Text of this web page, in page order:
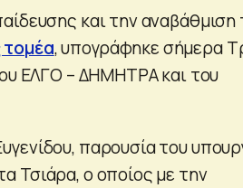
και την αναβάθμιση
, υπογράφηκε σήμερα
ΕΛΓΟ – ΔΗΜΗΤΡΑ και του
παρουσία του
Τσιάρα, ο οποίος με την